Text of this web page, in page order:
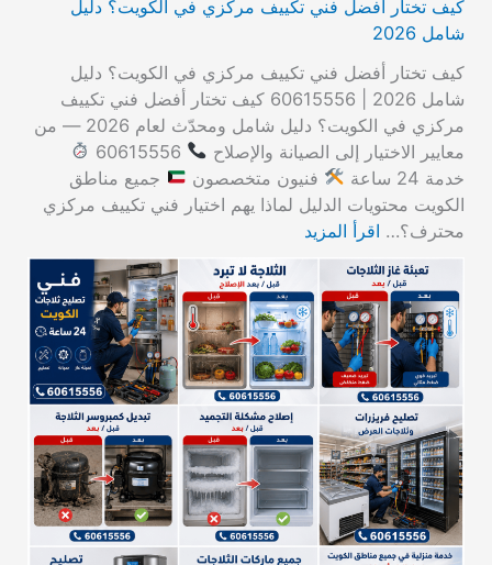
كيف تختار أفضل فني تكييف مركزي في الكويت؟ دليل
شامل 2026
كيف تختار أفضل فني تكييف مركزي في الكويت؟ دليل
شامل 2026 | 60615556 كيف تختار أفضل فني تكييف
مركزي في الكويت؟ دليل شامل ومحدّث لعام 2026 — من
معايير الاختيار إلى الصيانة والإصلاح
خدمة 24 ساعة
فنيون متخصصون
جميع مناطق
الكويت محتويات الدليل لماذا يهم اختيار فني تكييف مركزي
محترف؟… اقرأ المزيد